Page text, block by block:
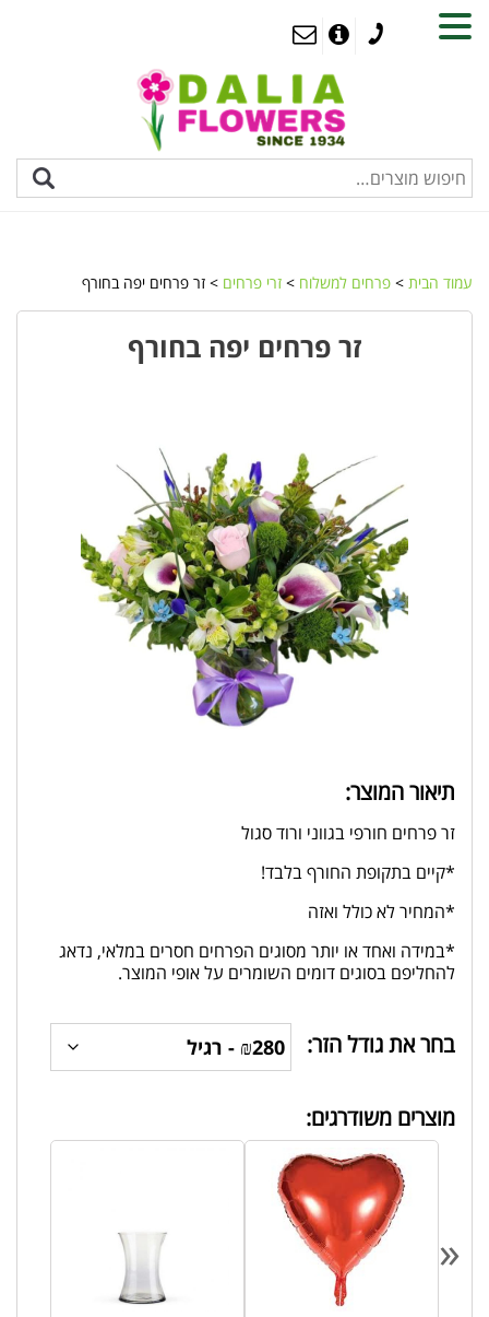
עמוד הבית > פרחים למשלוח > זרי פרחים > זר פרחים יפה בחורף
זר פרחים יפה בחורף
תיאור המוצר:
זר פרחים חורפי בגווני ורוד סגול
*קיים בתקופת החורף בלבד!
*המחיר לא כולל ואזה
*במידה ואחד או יותר מסוגים הפרחים חסרים במלאי, נדאג
להחליפם בסוגים דומים השומרים על אופי המוצר.
בחר את גודל הזר:
מוצרים משודרגים:
«